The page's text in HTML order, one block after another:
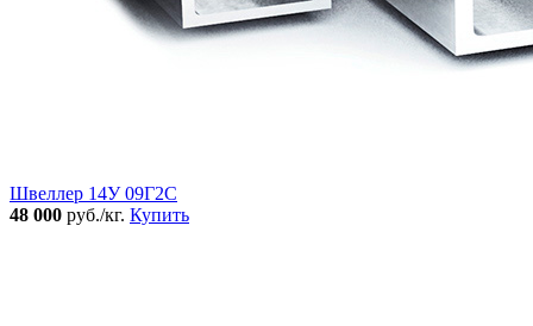
Швеллер 14У 09Г2С
48 000 руб./кг. Купить